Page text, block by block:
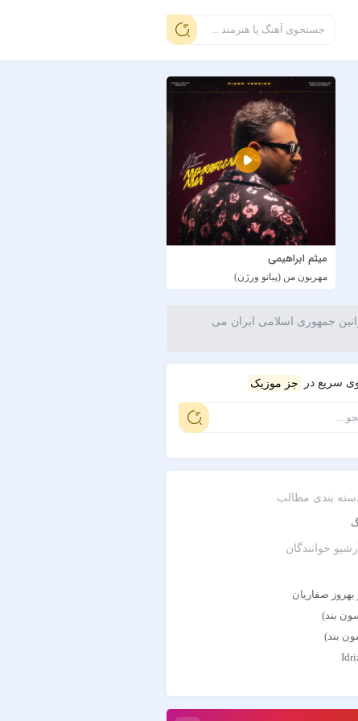
میثم ابراهیمی
مهربون من (پیانو ورژن)
جمهوری اسلامی ایران می
سریع در جز موزیک
بندی مطالب
آرشیو خوانندگان